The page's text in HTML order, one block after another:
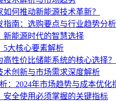
何推动新能源技术革新？
指南：选购要点与行业趋势分析
新能源时代的智慧选择
5大核心要素解析
性价比储能系统的核心选择？
术创新与市场需求深度解析
：2024年市场趋势与成本优化
安全使用必须掌握的关键指标